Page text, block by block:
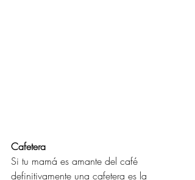
Cafetera
Si tu mamá es amante del café
definitivamente una cafetera es la